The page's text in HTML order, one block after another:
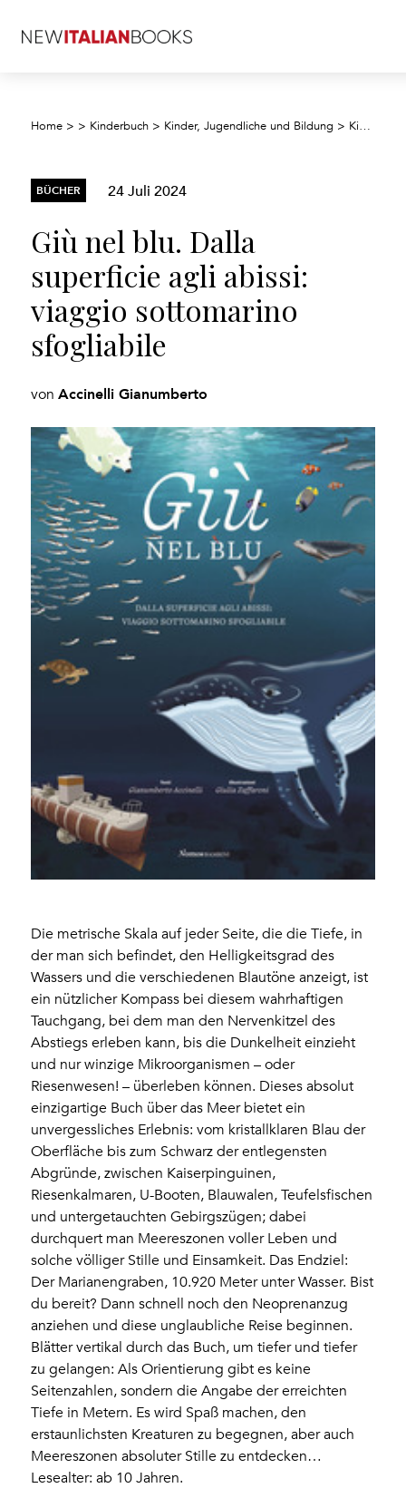
Home > > Kinderbuch > Kinder, Jugendliche und Bildung > Kinder/Jugendliche: Allgemeine Interessen
BÜCHER 24 Juli 2024
Giù nel blu. Dalla
superficie agli abissi:
viaggio sottomarino
sfogliabile
vonAccinelli Gianumberto
Die metrische Skala auf jeder Seite, die die Tiefe, in
der man sich befindet, den Helligkeitsgrad des
Wassers und die verschiedenen Blautöne anzeigt, ist
ein nützlicher Kompass bei diesem wahrhaftigen
Tauchgang, bei dem man den Nervenkitzel des
Abstiegs erleben kann, bis die Dunkelheit einzieht
und nur winzige Mikroorganismen – oder
Riesenwesen! – überleben können. Dieses absolut
einzigartige Buch über das Meer bietet ein
unvergessliches Erlebnis: vom kristallklaren Blau der
Oberfläche bis zum Schwarz der entlegensten
Abgründe, zwischen Kaiserpinguinen,
Riesenkalmaren, U-Booten, Blauwalen, Teufelsfischen
und untergetauchten Gebirgszügen; dabei
durchquert man Meereszonen voller Leben und
solche völliger Stille und Einsamkeit. Das Endziel:
Der Marianengraben, 10.920 Meter unter Wasser. Bist
du bereit? Dann schnell noch den Neoprenanzug
anziehen und diese unglaubliche Reise beginnen.
Blätter vertikal durch das Buch, um tiefer und tiefer
zu gelangen: Als Orientierung gibt es keine
Seitenzahlen, sondern die Angabe der erreichten
Tiefe in Metern. Es wird Spaß machen, den
erstaunlichsten Kreaturen zu begegnen, aber auch
Meereszonen absoluter Stille zu entdecken…
Lesealter: ab 10 Jahren.